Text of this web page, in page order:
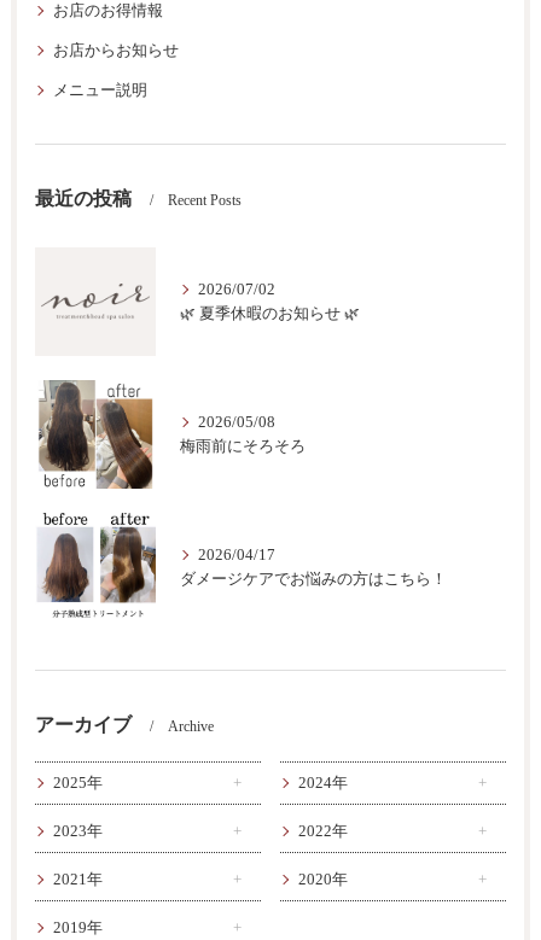
お店のお得情報
お店からお知らせ
メニュー説明
最近の投稿 Recent Posts
2026/07/02
🌿 夏季休暇のお知らせ 🌿
2026/05/08
梅雨前にそろそろ
2026/04/17
ダメージケアでお悩みの方はこちら！
アーカイブ Archive
2025年 2024年
2023年 2022年
2021年 2020年
2019年